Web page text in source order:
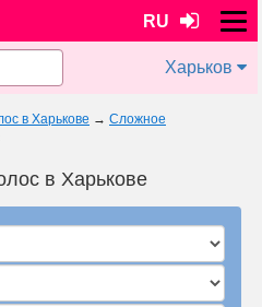
RU
Харьков
в Харькове → Сложное
в Харькове